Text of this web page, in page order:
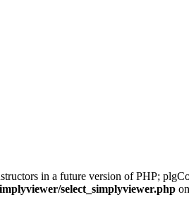
in a future version of PHP;
select_simplyviewer.php